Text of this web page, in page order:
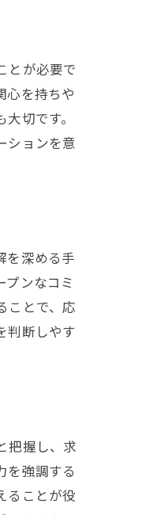
とが必要で
心を持ちや
切です。
ションを意
を深める手
ンなコミ
ことで、応
判断しやす
把握し、求
を強調する
ることが役